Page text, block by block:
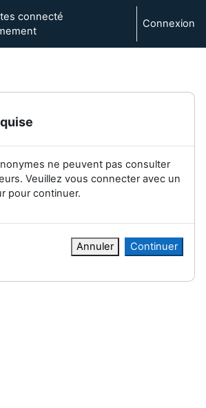
connecté
Connexion
ne peuvent pas consulter
Veuillez vous connecter avec un
pour continuer.
Annuler Continuer